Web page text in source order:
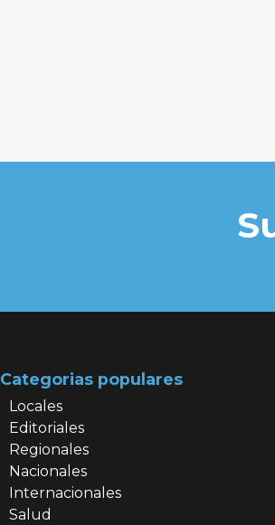
Categorias populares
Locales
Editoriales
Regionales
Nacionales
Internacionales
Salud